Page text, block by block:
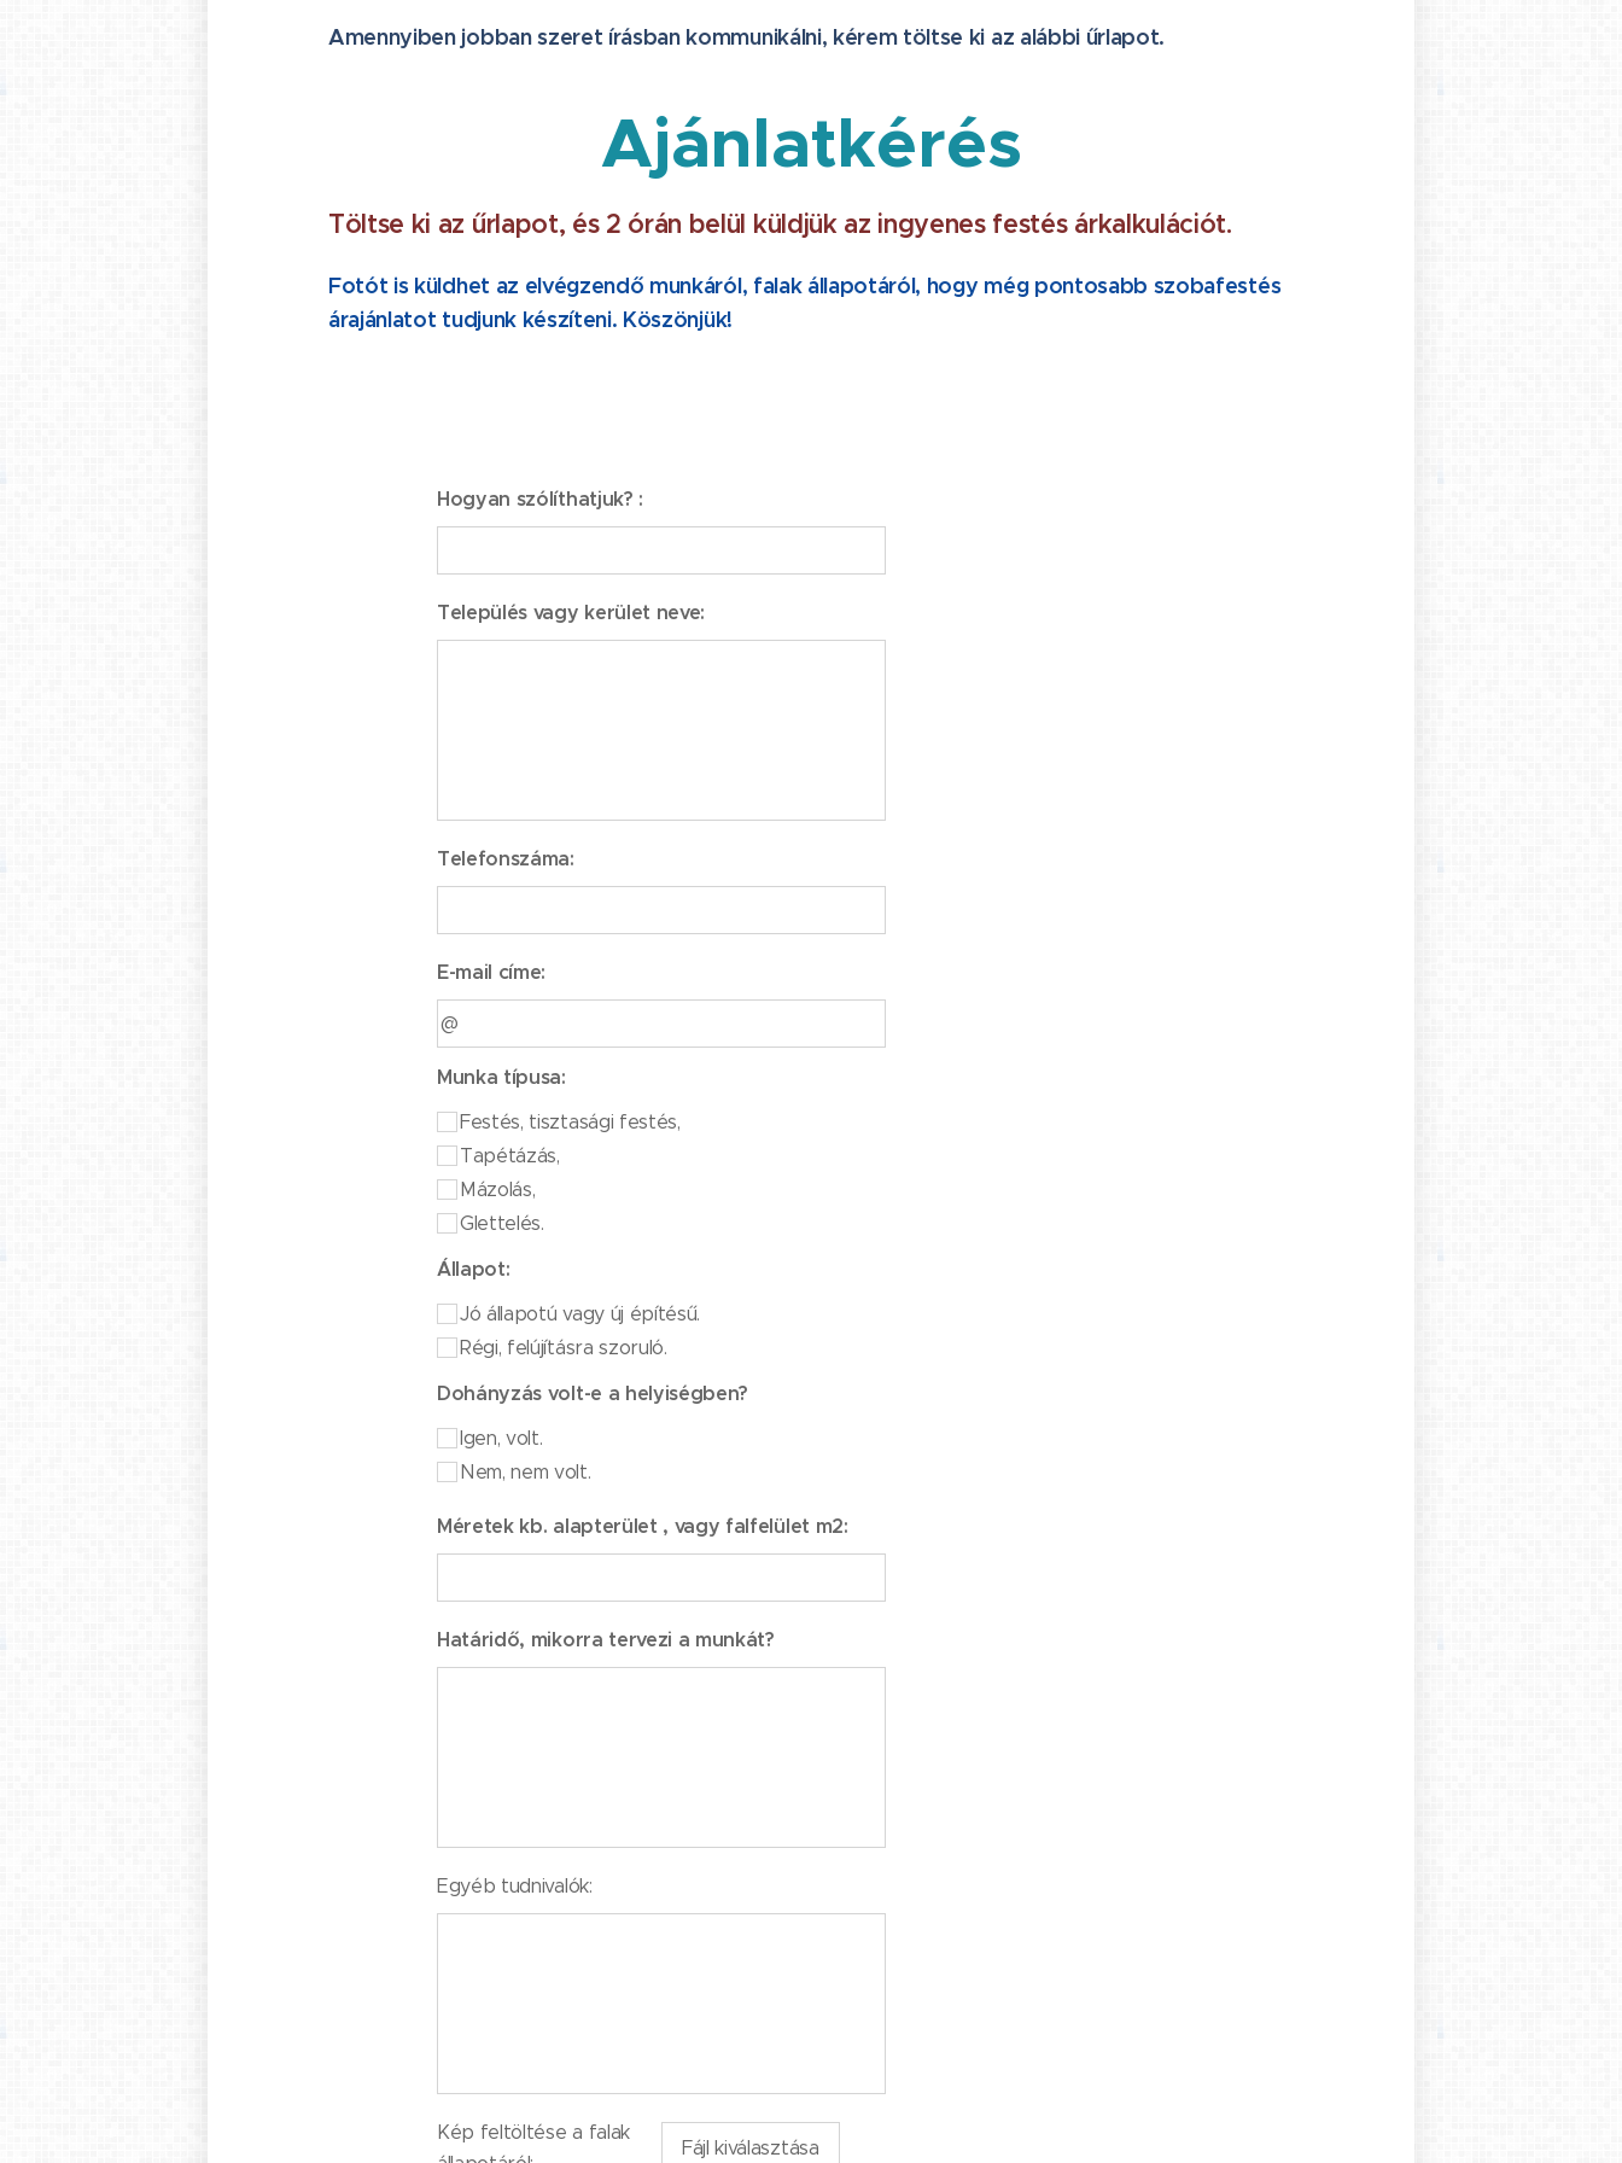
Amennyiben jobban szeret írásban kommunikálni, kérem töltse ki az alábbi űrlapot.
Ajánlatkérés
Töltse ki az űrlapot, és 2 órán belül küldjük az ingyenes festés árkalkulációt.
Fotót is küldhet az elvégzendő munkáról, falak állapotáról, hogy még pontosabb szobafestés
árajánlatot tudjunk készíteni. Köszönjük!
Hogyan szólíthatjuk? :
Település vagy kerület neve:
Telefonszáma:
E-mail címe:
Munka típusa:
Festés, tisztasági festés,
Tapétázás,
Mázolás,
Glettelés.
Állapot:
Jó állapotú vagy új építésű.
Régi, felújításra szoruló.
Dohányzás volt-e a helyiségben?
Igen, volt.
Nem, nem volt.
Méretek kb. alapterület , vagy falfelület m2:
Határidő, mikorra tervezi a munkát?
Egyéb tudnivalók:
Kép feltöltése a falak
Fájl kiválasztása